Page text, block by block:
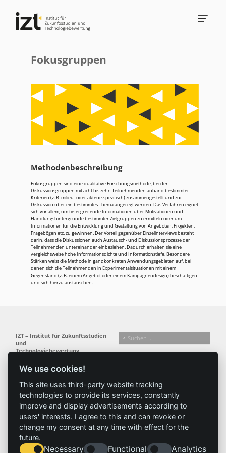
Fokusgruppen
Methodenbeschreibung
Fokusgruppen sind eine qualitative Forschungsmethode, bei der
Diskussionsgruppen mit acht bis zehn Teilnehmenden anhand bestimmter
Kriterien (z. B. milieu- oder akteursspezifisch) zusammengestellt und zur
Diskussion über ein bestimmtes Thema angeregt werden. Das Verfahren eignet
sich vor allem, um tiefergreifende Informationen über Motivationen und
Handlungshintergründe bestimmter Zielgruppen zu ermitteln oder um
Informationen für die Entwicklung und Gestaltung von Angeboten, Projekten,
Fragebögen etc. zu gewinnen. Der Vorteil gegenüber Einzelinterviews besteht
darin, dass die Diskussionen auch Austausch- und Diskussionsprozesse der
Teilnehmenden untereinander einbeziehen. Dadurch erhalten sie eine
vergleichsweise hohe Informationsdichte und Informationstiefe. Besondere
Stärken weist die Methode in ganz konkreten Anwendungsgebieten auf, bei
denen sich die Teilnehmenden in Experimentalsituationen mit einem
Gegenstand (z. B. einem Angebot oder einem Kampagnendesign) beschäftigen
und sich hierzu austauschen.
We use cookies!
This site uses third-party website tracking
technologies to provide its services, constantly
improve and display advertisements according to
users' interests. I agree to this and can revoke or
change my consent at any time with effect for the
future.
Necessary Functional Analytics
IZT – Institut für Zukunftsstudien
und
Technologiebewertung
Busseallee 1 · 14163 Berlin
info@izt.de| www.izt.de
Institut
Profil
Team
Gremien
Forschung
Forschungsfelder
Referenz
Ergebnisse
Projekte
Aktuelles
News